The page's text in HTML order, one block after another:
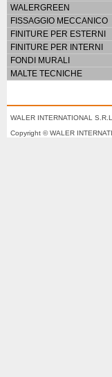
WALERGREEN
FISSAGGIO MECCANICO
FINITURE PER ESTERNI
FINITURE PER INTERNI
FONDI MURALI
MALTE TECNICHE
WALER INTERNATIONAL
Copyright © WALER